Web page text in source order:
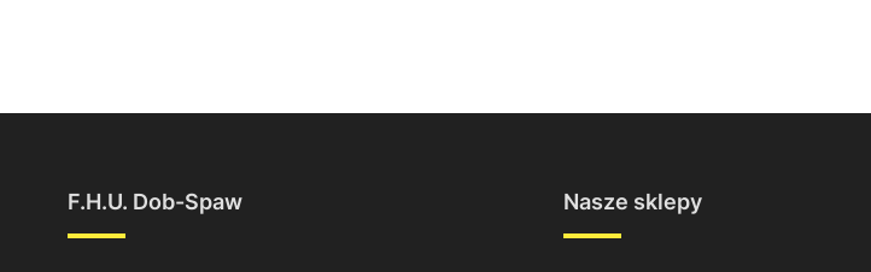
F.H.U. Dob-Spaw Nasze sklepy